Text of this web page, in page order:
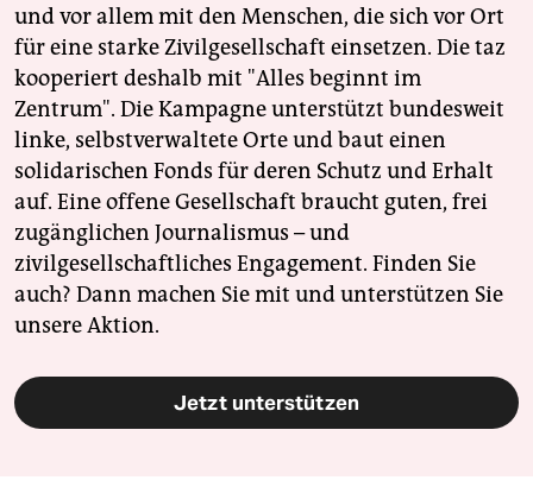
und vor allem mit den Menschen, die sich vor Ort
für eine starke Zivilgesellschaft einsetzen. Die taz
kooperiert deshalb mit "Alles beginnt im
Zentrum". Die Kampagne unterstützt bundesweit
linke, selbstverwaltete Orte und baut einen
solidarischen Fonds für deren Schutz und Erhalt
auf. Eine offene Gesellschaft braucht guten, frei
zugänglichen Journalismus – und
zivilgesellschaftliches Engagement. Finden Sie
auch? Dann machen Sie mit und unterstützen Sie
unsere Aktion.
Jetzt unterstützen